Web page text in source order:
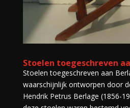
Stoelen toegeschreven
Stoelen toegeschreven aan
waarschijnlijk ontworpen door
Hendrik Petrus Berlage (1856-